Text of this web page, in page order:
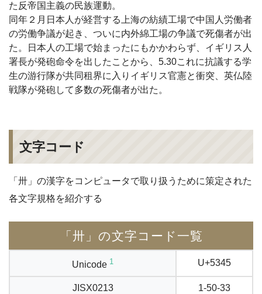
た反帝国主義の民族運動。
同年２月日本人が経営する上海の紡績工場で中国人労働者
の労働争議が起き、ついに内外綿工場の争議で死傷者が出
た。日本人の工場で始まったにもかかわらず、イギリス人
署長が発砲命令を出したことから、5.30これに抗議する学
生の游行隊が共同租界に入りイギリス官憲と衝突、英仏陸
戦隊が発砲して多数の死傷者が出た。
文字コード
「卅」の漢字をコンピュータで取り扱うために策定された
各文字規格を紹介する
「卅」の文字コード一覧
Unicode 1 U+5345
JISX0213 1-50-33